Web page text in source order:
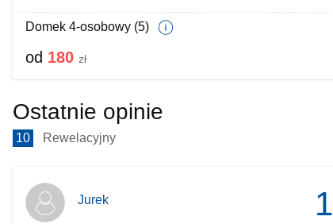
Domek 4-osobowy (5)
od 180 zł
Ostatnie opinie
10 Rewelacyjny
Jurek